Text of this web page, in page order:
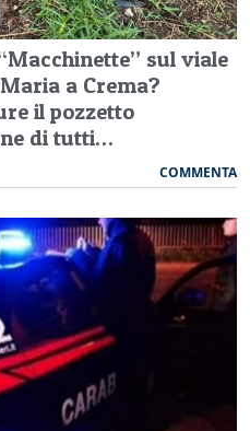
sul viale
a Crema?
il pozzetto
di tutti…
COMMENTA